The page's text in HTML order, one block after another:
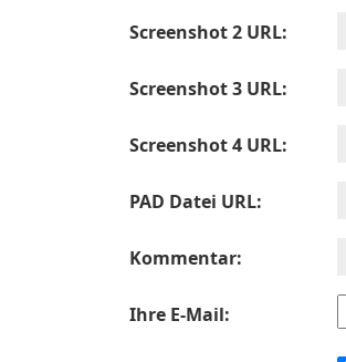
Screenshot 2 URL:
Screenshot 3 URL:
Screenshot 4 URL:
PAD Datei URL:
Kommentar:
Ihre E-Mail: